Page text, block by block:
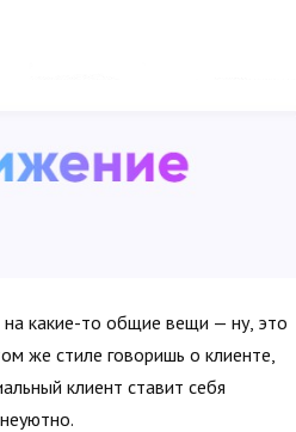
какие-то общие вещи — ну, это
же стиле говоришь о клиенте,
клиент ставит себя